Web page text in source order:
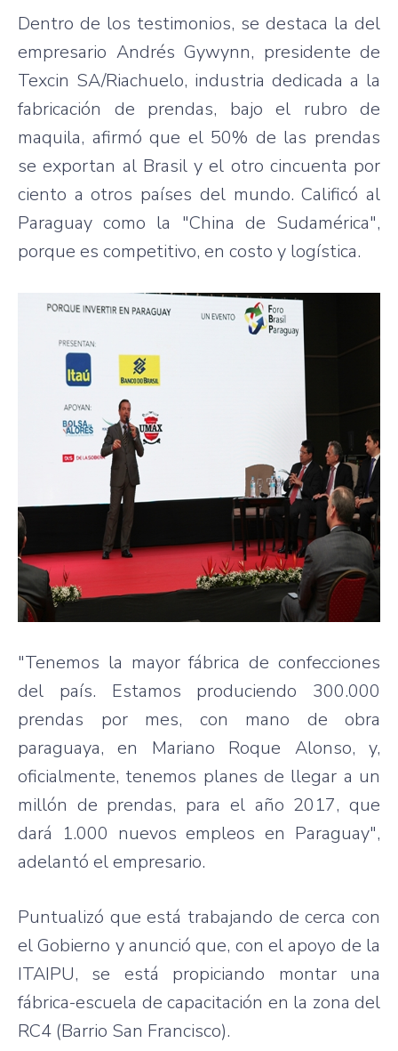
Dentro de los testimonios, se destaca la del
empresario Andrés Gywynn, presidente de
Texcin SA/Riachuelo, industria dedicada a la
fabricación de prendas, bajo el rubro de
maquila, afirmó que el 50% de las prendas
se exportan al Brasil y el otro cincuenta por
ciento a otros países del mundo. Calificó al
Paraguay como la "China de Sudamérica",
porque es competitivo, en costo y logística.
"Tenemos la mayor fábrica de confecciones
del país. Estamos produciendo 300.000
prendas por mes, con mano de obra
paraguaya, en Mariano Roque Alonso, y,
oficialmente, tenemos planes de llegar a un
millón de prendas, para el año 2017, que
dará 1.000 nuevos empleos en Paraguay",
adelantó el empresario.
Puntualizó que está trabajando de cerca con
el Gobierno y anunció que, con el apoyo de la
ITAIPU, se está propiciando montar una
fábrica-escuela de capacitación en la zona del
RC4 (Barrio San Francisco).